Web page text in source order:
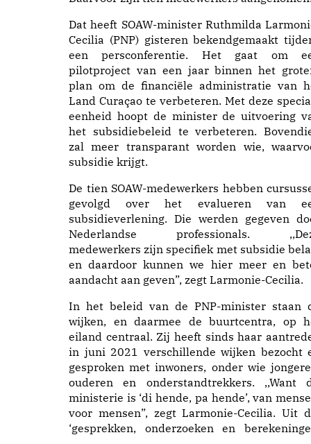
Dat heeft SOAW-minister Ruthmilda
Cecilia (PNP) gisteren bekendgemaakt
een persconferentie. Het gaat om
pilotproject van een jaar binnen het
plan om de financiële administratie van
Land Curaçao te verbeteren. Met deze
eenheid hoopt de minister de uitvoering
het subsidiebeleid te verbeteren.
zal meer transparant worden wie,
subsidie krijgt.
De tien SOAW-medewerkers hebben
gevolgd over het evalueren van
subsidieverlening. Die werden gegeven
Nederlandse professionals.
medewerkers zijn specifiek met subsidie
en daardoor kunnen we hier meer en
aandacht aan geven”, zegt Larmonie-Cecilia.
In het beleid van de PNP-minister staan
wijken, en daarmee de buurtcentra, op
eiland centraal. Zij heeft sinds haar
in juni 2021 verschillende wijken bezocht
gesproken met inwoners, onder wie
ouderen en onderstandtrekkers. ,,Want
ministerie is ‘di hende, pa hende’, van
voor mensen”, zegt Larmonie-Cecilia. Uit
‘gesprekken, onderzoeken en